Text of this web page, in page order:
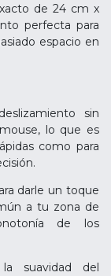
de 24 cm x
perfecta para
espacio en
sin
lo que es
como para
darle un toque
a tu zona de
de los
suavidad del